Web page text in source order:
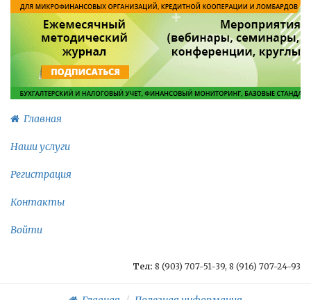
Главная
Наши услуги
Регистрация
Контакты
Войти
Тел: 8 (903) 707-51-39, 8 (916) 707-24-93